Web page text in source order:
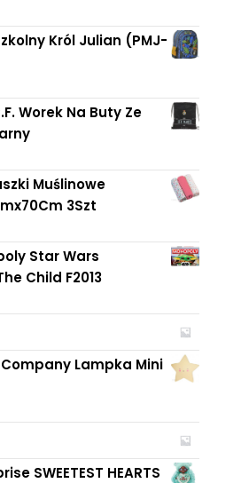
Król Julian (PMJ-
Worek Na Buty Ze
Muślinowe
3Szt
Star Wars
Child F2013
Lampka Mini
SWEETEST HEARTS